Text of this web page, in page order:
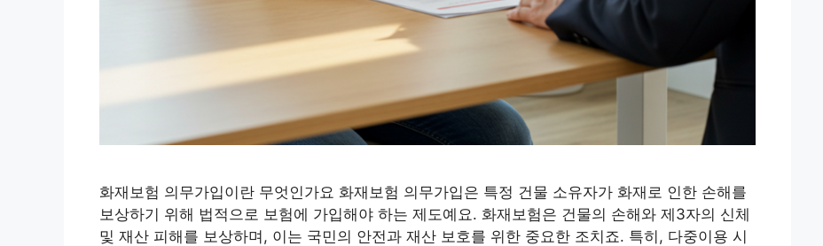
화재보험 의무가입이란 무엇인가요 화재보험 의무가입은 특정 건물 소유자가 화재로 인한 손해를
보상하기 위해 법적으로 보험에 가입해야 하는 제도예요. 화재보험은 건물의 손해와 제3자의 신체
및 재산 피해를 보상하며, 이는 국민의 안전과 재산 보호를 위한 중요한 조치죠. 특히, 다중이용 시